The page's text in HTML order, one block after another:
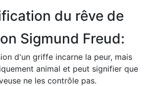
du rêve de
Sigmund Freud:
d'un griffe incarne la peur, mais
animal et peut signifier que
ne les contrôle pas.